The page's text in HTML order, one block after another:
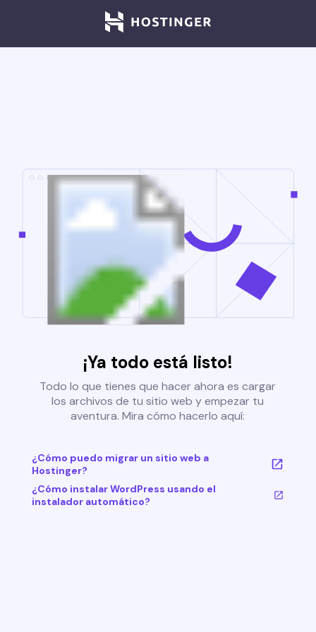
¡Ya todo está listo!
Todo lo que tienes que hacer ahora es cargar
los archivos de tu sitio web y empezar tu
aventura. Mira cómo hacerlo aquí:
¿Cómo puedo migrar un sitio web a
Hostinger?
¿Cómo instalar WordPress usando el
instalador automático?